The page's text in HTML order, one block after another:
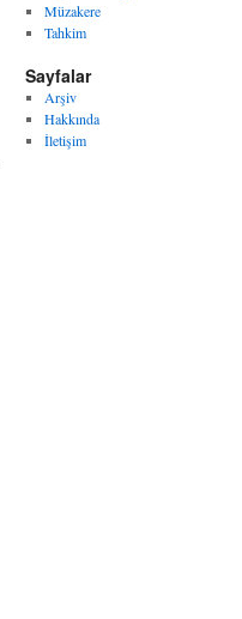
Müzakere
Tahkim
Sayfalar
Arşiv
Hakkında
İletişim